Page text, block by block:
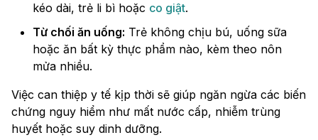
kéo dài, trẻ li bì hoặc co giật.
Từ chối ăn uống: Trẻ không chịu bú, uống sữa
hoặc ăn bất kỳ thực phẩm nào, kèm theo nôn
mửa nhiều.
Việc can thiệp y tế kịp thời sẽ giúp ngăn ngừa các biến
chứng nguy hiểm như mất nước cấp, nhiễm trùng
huyết hoặc suy dinh dưỡng.